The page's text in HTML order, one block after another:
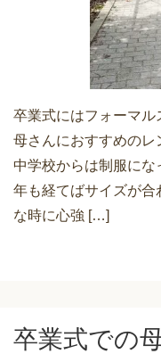
卒業式にはフォーマ
母さんにおすすめのレ
中学校からは制服に
年も経てばサイズが
な時に心強 […]
卒業式での